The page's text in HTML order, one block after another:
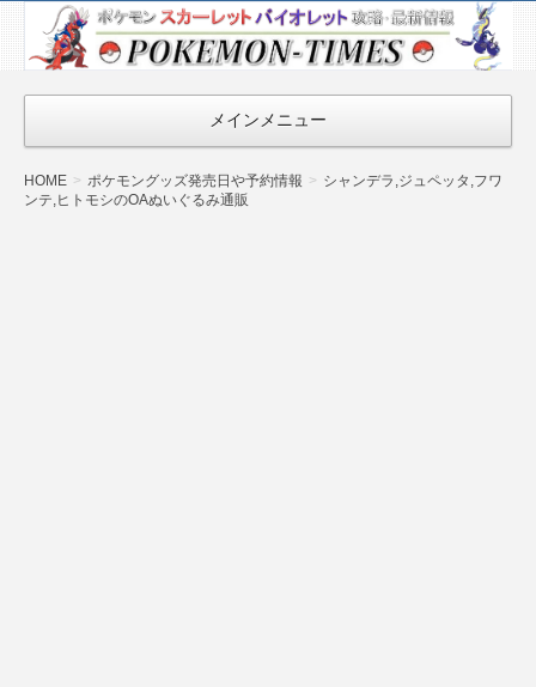
ポケモン最新
情報まとめ
『POKEMON-
TIMES』
メインメニュー
HOME ポケモングッズ発売日や予約情報
シャンデラ,ジュペッタ,フワ
ンテ,ヒトモシのOAぬいぐるみ通販